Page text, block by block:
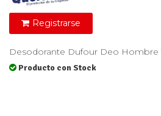
Registrarse
Desodorante Dufour Deo Hombre
Producto con Stock